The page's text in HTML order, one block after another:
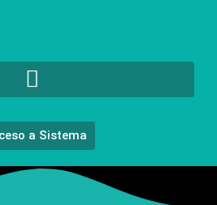
a Sistema